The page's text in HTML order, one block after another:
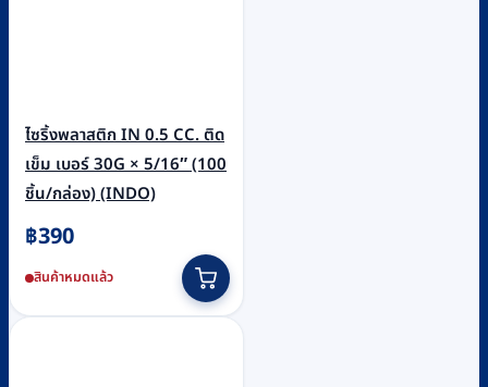
ไซริ้งพลาสติก IN 0.5 CC. ติด
เข็ม เบอร์ 30G × 5/16″ (100
ชิ้น/กล่อง) (INDO)
฿390
สินค้าหมดแล้ว